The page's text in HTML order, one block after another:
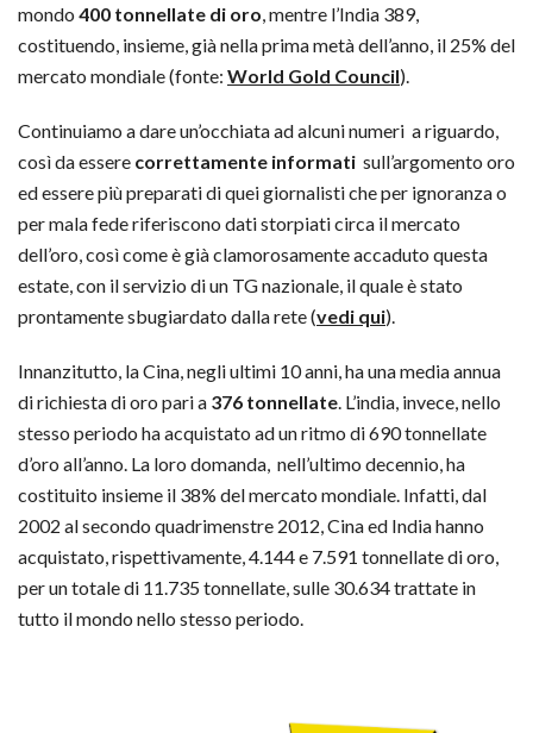
mondo 400 tonnellate di oro , mentre l’India 389,
costituendo, insieme, già nella prima metà dell’anno, il 25% del
mercato mondiale (fonte: World Gold Council).
Continuiamo a dare un’occhiata ad alcuni numeri a riguardo,
così da essere correttamente informati sull’argomento oro
ed essere più preparati di quei giornalisti che per ignoranza o
per mala fede riferiscono dati storpiati circa il mercato
dell’oro, così come è già clamorosamente accaduto questa
estate, con il servizio di un TG nazionale, il quale è stato
prontamente sbugiardato dalla rete (vedi qui).
Innanzitutto, la Cina, negli ultimi 10 anni, ha una media annua
di richiesta di oro pari a 376 tonnellate . L’india, invece, nello
stesso periodo ha acquistato ad un ritmo di 690 tonnellate
d’oro all’anno. La loro domanda, nell’ultimo decennio, ha
costituito insieme il 38% del mercato mondiale. Infatti, dal
2002 al secondo quadrimenstre 2012, Cina ed India hanno
acquistato, rispettivamente, 4.144 e 7.591 tonnellate di oro,
per un totale di 11.735 tonnellate, sulle 30.634 trattate in
tutto il mondo nello stesso periodo.